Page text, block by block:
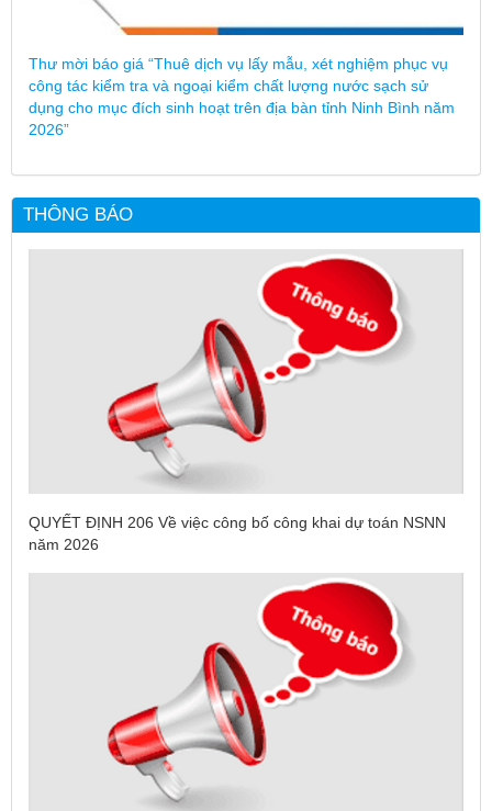
Thư mời báo giá “Thuê dịch vụ lấy mẫu, xét nghiệm phục vụ
công tác kiểm tra và ngoại kiểm chất lượng nước sạch sử
dụng cho mục đích sinh hoạt trên địa bàn tỉnh Ninh Bình năm
2026”
THÔNG BÁO
QUYẾT ĐỊNH 206 Về việc công bố công khai dự toán NSNN
năm 2026